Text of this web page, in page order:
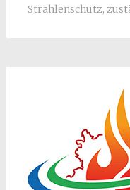
Strahlenschutz,